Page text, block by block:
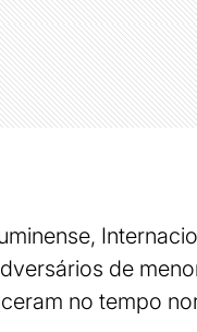
de
no tempo